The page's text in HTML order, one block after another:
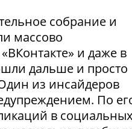
собрание и
массово
и даже в
дальше и просто
из инсайдеров
По
в социальных